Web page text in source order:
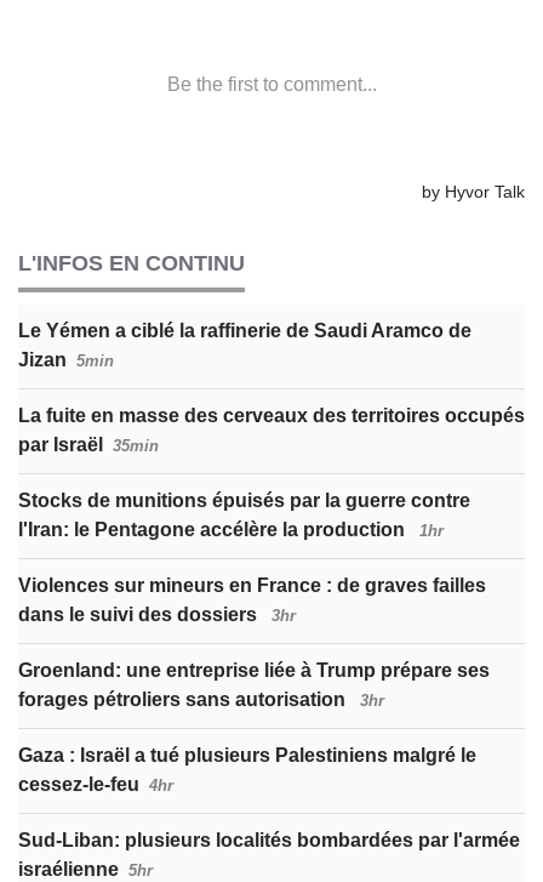
L'INFOS EN CONTINU
Le Yémen a ciblé la raffinerie de Saudi Aramco de
Jizan 5min
La fuite en masse des cerveaux des territoires occupés
par Israël
35min
Stocks de munitions épuisés par la guerre contre
l'Iran: le Pentagone accélère la production
1hr
Violences sur mineurs en France : de graves failles
dans le suivi des dossiers
3hr
Groenland: une entreprise liée à Trump prépare ses
forages pétroliers sans autorisation
3hr
Gaza : Israël a tué plusieurs Palestiniens malgré le
cessez-le-feu 4hr
Sud-Liban: plusieurs localités bombardées par l'armée
israélienne 5hr